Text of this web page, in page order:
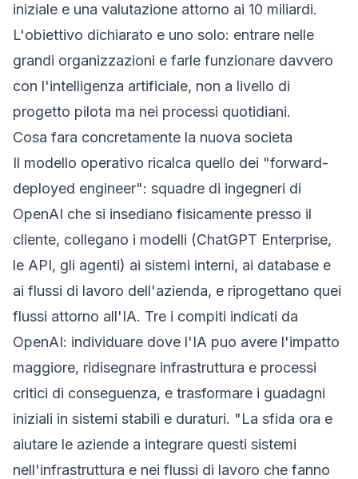
iniziale e una valutazione attorno ai 10 miliardi.
L'obiettivo dichiarato e uno solo: entrare nelle
grandi organizzazioni e farle funzionare davvero
con l'intelligenza artificiale, non a livello di
progetto pilota ma nei processi quotidiani.
Cosa fara concretamente la nuova societa
Il modello operativo ricalca quello dei "forward-
deployed engineer": squadre di ingegneri di
OpenAI che si insediano fisicamente presso il
cliente, collegano i modelli (ChatGPT Enterprise,
le API, gli agenti) ai sistemi interni, ai database e
ai flussi di lavoro dell'azienda, e riprogettano quei
flussi attorno all'IA. Tre i compiti indicati da
OpenAI: individuare dove l'IA puo avere l'impatto
maggiore, ridisegnare infrastruttura e processi
critici di conseguenza, e trasformare i guadagni
iniziali in sistemi stabili e duraturi. "La sfida ora e
aiutare le aziende a integrare questi sistemi
nell'infrastruttura e nei flussi di lavoro che fanno